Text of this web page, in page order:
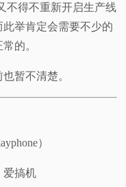
不得不重新开启生产线
举肯定会需要不少的
的。
暂不清楚。
）
爱搞机